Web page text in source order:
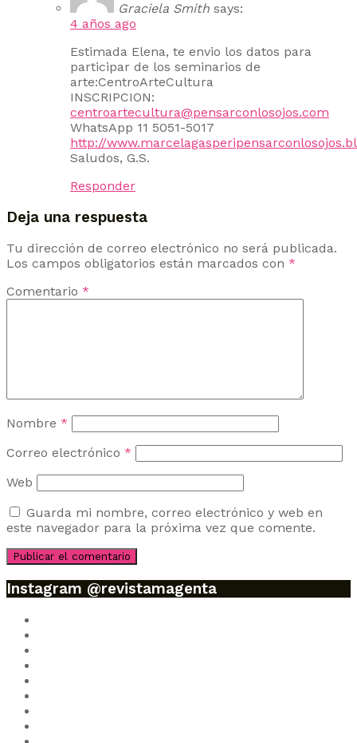
Graciela Smith says:
4 años ago
Estimada Elena, te envio los datos para
participar de los seminarios de
arte:CentroArteCultura
INSCRIPCION:
centroartecultura@pensarconlosojos.com
WhatsApp 11 5051-5017
http://
Saludos, G.S.
Responder
Deja una respuesta
Tu dirección de correo electrónico no será publicada.
Los campos obligatorios están marcados con *
Comentario *
Nombre *
Correo electrónico *
Web
Guarda mi nombre, correo electrónico y web en
este navegador para la próxima vez que comente.
Instagram @revistamagenta